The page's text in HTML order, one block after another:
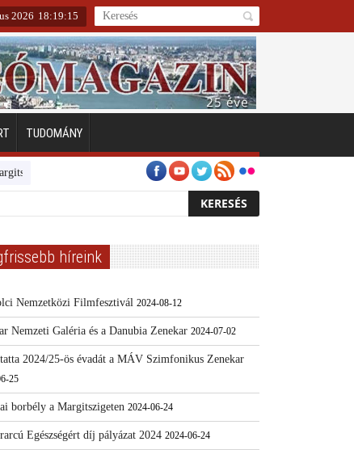
2026 18:19:16
TUDOMÁNY
Emberarcú Egészségért díj pályázat 2024
híreink
Nemzetközi Filmfesztivál 2024-08-12
Nemzeti Galéria és a Danubia Zenekar 2024-07-02
2024/25-ös évadát a MÁV Szimfonikus Zenekar
25
borbély a Margitszigeten 2024-06-24
Egészségért díj pályázat 2024 2024-06-24